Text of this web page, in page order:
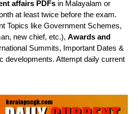
affairs PDFs in Malayalam or
at least twice before the exam.
Topics like Government Schemes,
new chief, etc.), Awards and
Summits, Important Dates &
developments. Attempt daily current